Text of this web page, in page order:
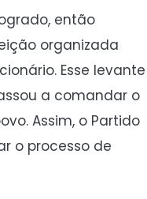
então
organizada
Esse levante
a comandar o
Assim, o Partido
o processo de